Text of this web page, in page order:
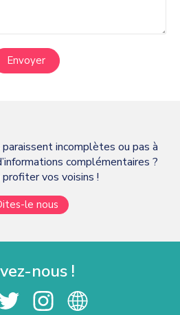
Envoyer
incomplètes ou pas à
complémentaires ?
vos voisins !
le nous
nous !